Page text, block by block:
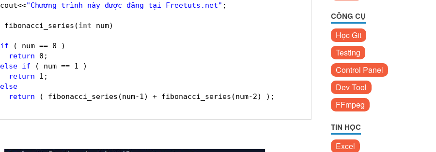
cout<<"Chương trình này được đăng tại Freetuts.net" ;
fibonacci_series(int
num)
if
( num == 0 )
return
0;
else if
( num == 1 )
return
1;
else
return
( fibonacci_series(num-1) + fibonacci_series(num-2) );
CÔNG CỤ
Học Git
Testing
Control Panel
Dev Tool
FFmpeg
TIN HỌC
Excel